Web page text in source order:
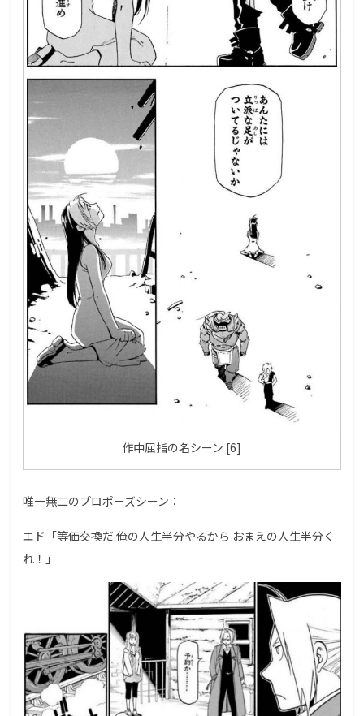
作中屈指の名シーン [6]
唯一無二のプロポーズシーン：
エド「等価交換だ 俺の人生半分やるから おまえの人生半分く
れ！」